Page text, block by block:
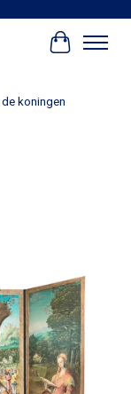
koningen